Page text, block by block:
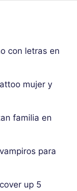
con letras en
mujer y
familia en
para
up 5